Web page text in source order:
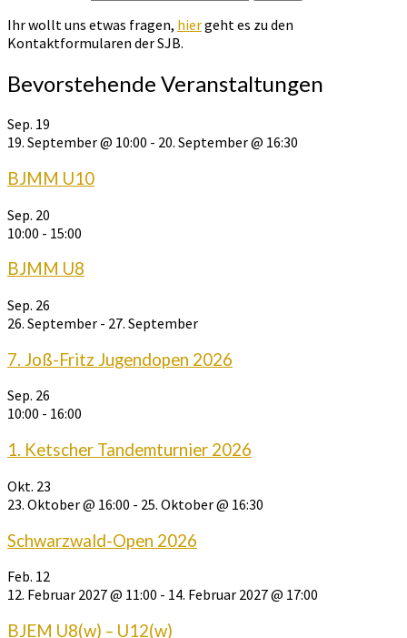
Ihr wollt uns etwas fragen, hiergeht es zu den
Kontaktformularen der SJB.
Bevorstehende Veranstaltungen
Sep. 19
19. September @ 10:00 - 20. September @ 16:30
BJMM U10
Sep. 20
10:00 - 15:00
BJMM U8
Sep. 26
26. September - 27. September
7. Joß-Fritz Jugendopen 2026
Sep. 26
10:00 - 16:00
1. Ketscher Tandemturnier 2026
Okt. 23
23. Oktober @ 16:00 - 25. Oktober @ 16:30
Schwarzwald-Open 2026
Feb. 12
12. Februar 2027 @ 11:00 - 14. Februar 2027 @ 17:00
BJEM U8(w) – U12(w)